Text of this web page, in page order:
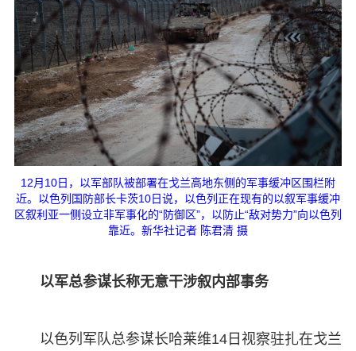
12月10日，以军部队被部署在戈兰高地东侧的军事缓冲区围栏附
近。以色列国防部长卡茨10日说，以色列正在现有的以叙军事缓冲
区叙利亚一侧设立非军事化的“防御区”，以防止“敌对势力”向以色列
靠近。新华社记者 陈君清 摄
以军总参谋长称无意干涉叙内部事务
以色列军队总参谋长哈莱维14日视察驻扎在戈兰